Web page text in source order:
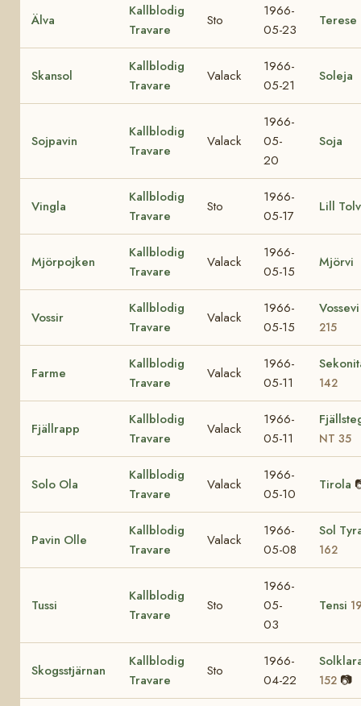
Älva
Kallblodig
Travare
Sto
1966-
05-23
Terese
Skansol
Kallblodig
Travare
Valack
1966-
05-21
Soleja
Sojpavin
Kallblodig
Travare
Valack
1966-
05-
20
Soja
Vingla
Kallblodig
Travare
Sto
1966-
05-17
Lill
Mjörpojken
Kallblodig
Travare
Valack
1966-
05-15
Mjörvi
Vossir
Kallblodig
Travare
Valack
1966-
05-15
215
Farme
Kallblodig
Travare
Valack
1966-
05-11
142
Fjällrapp
Kallblodig
Travare
Valack
1966-
05-11
NT 35
Solo Ola
Kallblodig
Travare
Valack
1966-
05-10
Tirola
Pavin Olle
Kallblodig
Travare
Valack
1966-
05-08
Sol
162
Tussi
Kallblodig
Travare
Sto
1966-
05-
03
Tensi
Skogsstjärnan
Kallblodig
Travare
Sto
1966-
04-22
152 📷